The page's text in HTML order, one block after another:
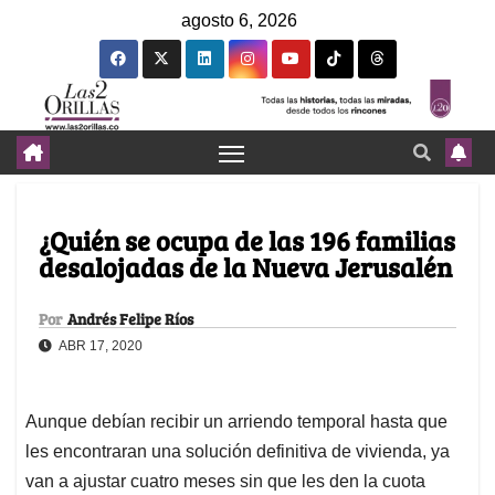
agosto 6, 2026
¿Quién se ocupa de las 196 familias
desalojadas de la Nueva Jerusalén
Por Andrés Felipe Ríos
ABR 17, 2020
Aunque debían recibir un arriendo temporal hasta que
les encontraran una solución definitiva de vivienda, ya
van a ajustar cuatro meses sin que les den la cuota